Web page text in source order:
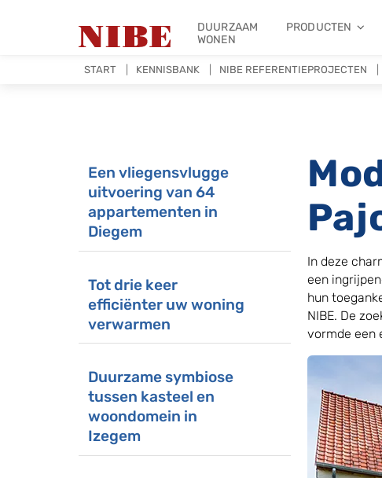
DUURZAAM
WONEN
PRODUCTEN
START KENNISBANK NIBE REFERENTIEPROJECTEN
Een vliegensvlugge
uitvoering van 64
appartementen in
Diegem
Tot drie keer
efficiënter uw woning
verwarmen
Duurzame symbiose
tussen kasteel en
woondomein in
Izegem
In deze
een
hun
NIBE. De
vormde een